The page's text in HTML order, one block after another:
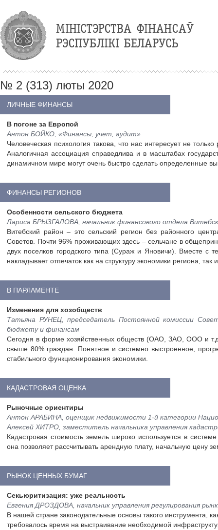
№ 2 (313) люты 2020
ЛИЧНЫЕ ФИНАНСЫ
В погоне за Европой
Антон БОЙКО, «Финансы, учет, аудит»
Человеческая психология такова, что нас интересует не
Аналогичная ассоциация справедлива и в масштабах
динамичном мире могут очень быстро сделать определенные
ФИНАНСЫ РЕГИОНОВ
Особенности сельского бюджета
Лариса БРЫЗГАЛОВА, начальник финансового отдела
Витебский район – это сельский регион без районного
Советов. Почти 96% проживающих здесь – сельчане в
двух поселков городского типа (Сураж и Яновичи). Вместе с
накладывает отпечаток как на структуру экономики региона, так
В ПАРЛАМЕНТЕ
Изменения для хозобществ
Татьяна РУНЕЦ, председатель Постоянной комиссии
бюджету и финансам
Сегодня в форме хозяйственных обществ (ОАО, ЗАО, ООО и
свыше 80% граждан. Понятное и системно выстроенное,
стабильного функционирования экономики.
КАДАСТРОВАЯ ОЦЕНКА
Рыночные ориентиры
Антон АРАБИНА, оценщик недвижимости 1-й категории
Алексей ХИТРО, заместитель начальника управления
Кадастровая стоимость земель широко используется в
она позволяет рассчитывать арендную плату, начальную цену
РЫНОК ЦЕННЫХ БУМАГ
Секьюритизация: уже реальность
Евгения ДРОЗДОВА, начальник управления регулирования
В нашей стране законодательные основы такого инструмента,
требовалось время на выстраивание необходимой